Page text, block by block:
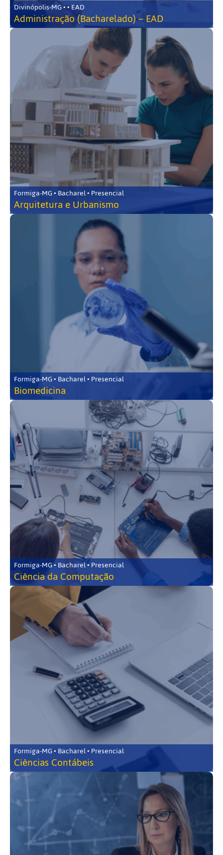
Divinópolis-MG • • EAD
Administração (Bacharelado) – EAD
Formiga-MG • Bacharel • Presencial
Arquitetura e Urbanismo
Formiga-MG • Bacharel • Presencial
Biomedicina
Formiga-MG • Bacharel • Presencial
Ciência da Computação
Formiga-MG • Bacharel • Presencial
Ciências Contábeis